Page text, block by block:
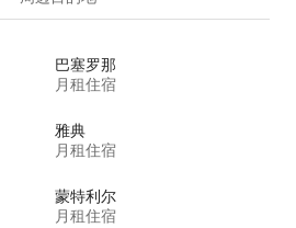
巴塞罗那
月租住宿
雅典
月租住宿
蒙特利尔
月租住宿